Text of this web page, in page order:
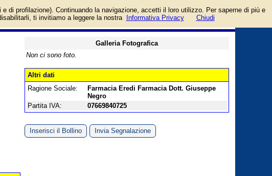
guida
Galleria Fotografica
Non ci sono foto.
Altri dati
Ragione Sociale:
Farmacia Eredi Farmacia Dott. Giuseppe
Negro
Partita IVA:
07669840725
Inserisci il Bollino Invia Segnalazione
di profilazione). Continuando la navigazione, accetti il loro utilizzo. Per saperne di più e
ti invitiamo a leggere la nostra
Informativa Privacy Chiudi